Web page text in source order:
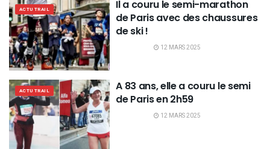
ACTU TRAIL
Il a couru le semi-marathon
de Paris avec des chaussures
de ski !
12 MARS 2025
ACTU TRAIL
A 83 ans, elle a couru le semi
de Paris en 2h59
12 MARS 2025